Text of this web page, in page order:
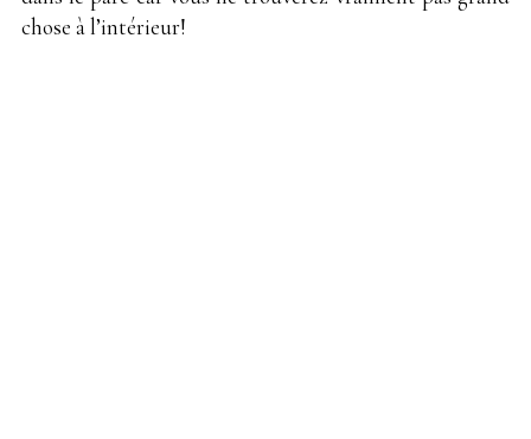
chose à l’intérieur!